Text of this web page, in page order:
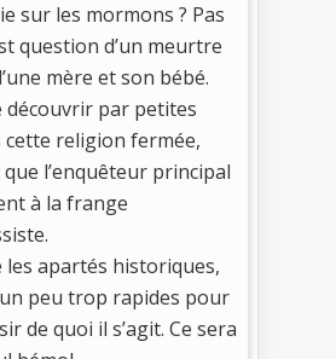
sur les mormons ? Pas
question d’un meurtre
mère et son bébé.
découvrir par petites
cette religion fermée,
l’enquêteur principal
à la frange
les apartés historiques,
peu trop rapides pour
de quoi il s’agit. Ce sera